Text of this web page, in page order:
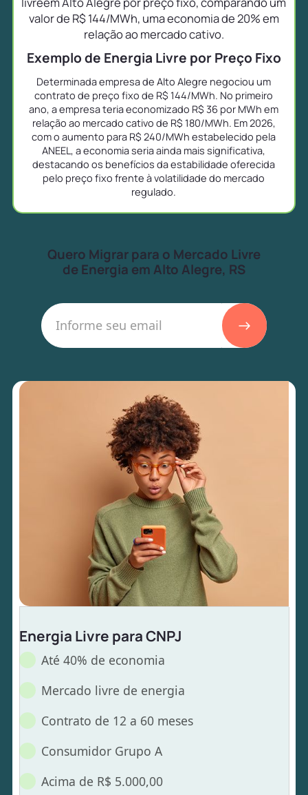
valor de R$ 144/MWh, uma economia de 20% em
relação ao mercado cativo.
Exemplo de Energia Livre por Preço Fixo
Determinada empresa de Alto Alegre negociou um
contrato de preço fixo de R$ 144/MWh. No primeiro
ano, a empresa teria economizado R$ 36 por MWh em
relação ao mercado cativo de R$ 180/MWh. Em 2026,
com o aumento para R$ 240/MWh estabelecido pela
ANEEL, a economia seria ainda mais significativa,
destacando os benefícios da estabilidade oferecida
pelo preço fixo frente à volatilidade do mercado
regulado.
Quero Migrar para o Mercado Livre
de Energia em Alto Alegre, RS
Energia Livre para CNPJ
Até 40% de economia
Mercado livre de energia
Contrato de 12 a 60 meses
Consumidor Grupo A
Acima de R$ 5.000,00